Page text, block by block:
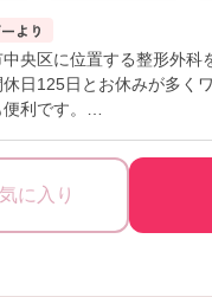
央区に位置する整形外科
日125日とお休みが多く
利です。
に入り